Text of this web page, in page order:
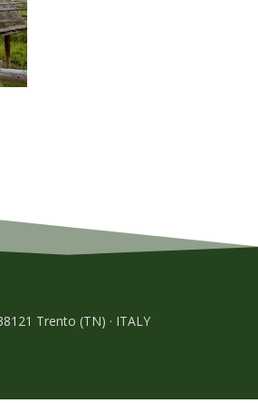
Trento (TN) · ITALY